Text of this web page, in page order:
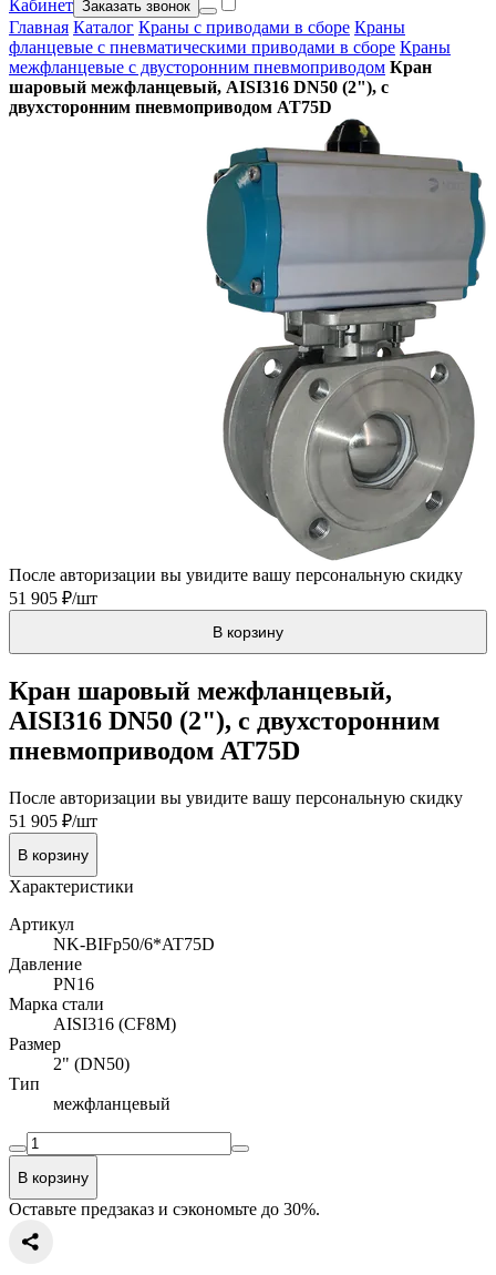
Кабинет Заказать звонок
Главная Каталог Краны с приводами в сборе Краны
фланцевые с пневматическими приводами в сборе Краны
межфланцевые с двусторонним пневмоприводом Кран
шаровый межфланцевый, AISI316 DN50 (2"), с
двухсторонним пневмоприводом AT75D
После авторизации вы увидите вашу персональную скидку
51 905 ₽/шт
В корзину
Кран шаровый межфланцевый,
AISI316 DN50 (2"), с двухсторонним
пневмоприводом AT75D
После авторизации вы увидите вашу персональную скидку
51 905 ₽/шт
В корзину
Характеристики
Артикул
NK-BIFp50/6*AT75D
Давление
PN16
Марка стали
AISI316 (CF8M)
Размер
2" (DN50)
Тип
межфланцевый
В корзину
Оставьте предзаказ и сэкономьте до 30%.